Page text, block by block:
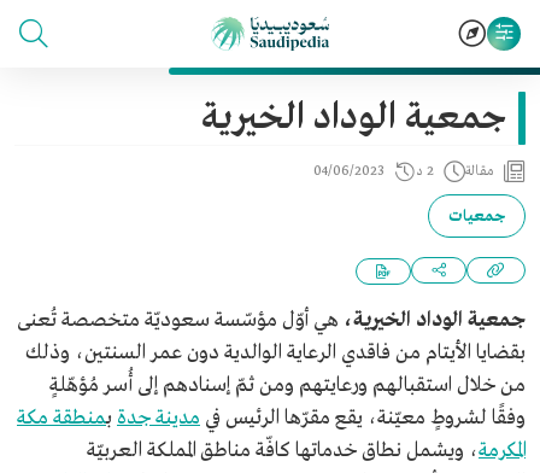
جمعية الوداد الخيرية
مقالة 2 د 04/06/2023
جمعيات
جمعية الوداد الخيرية، هي أوّل مؤسّسة سعوديّة متخصصة تُعنى
بقضايا الأيتام من فاقدي الرعاية الوالدية دون عمر السنتين، وذلك
من خلال استقبالهم ورعايتهم ومن ثمّ إسنادهم إلى أُسر مُؤهّلةٍ
وفقًا لشروطٍ معيّنة، يقع مقرّها الرئيس في مدينة جدة بمنطقة مكة
المكرمة، ويشمل نطاق خدماتها كافّة مناطق المملكة العربيّة